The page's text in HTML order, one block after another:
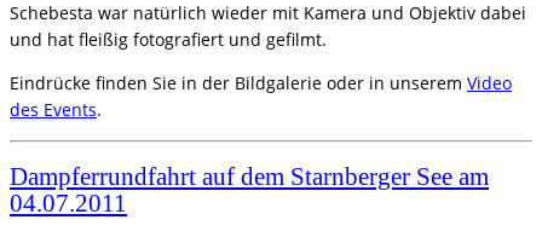
Schebesta war natürlich wieder mit Kamera und Objektiv dabei
und hat fleißig fotografiert und gefilmt.
Eindrücke finden Sie in der Bildgalerie oder in unserem Video
des Events.
Dampferrundfahrt auf dem Starnberger See am
04.07.2011